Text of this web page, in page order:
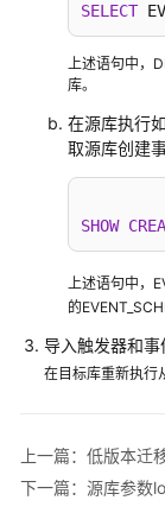
参
见
问
故
障
SELECT
上述语句中，
库。
在源库执行
取源库创建
SHOW
上述语句中，
的
导入触发器和事
在目标库重新执行
上一篇：低版本